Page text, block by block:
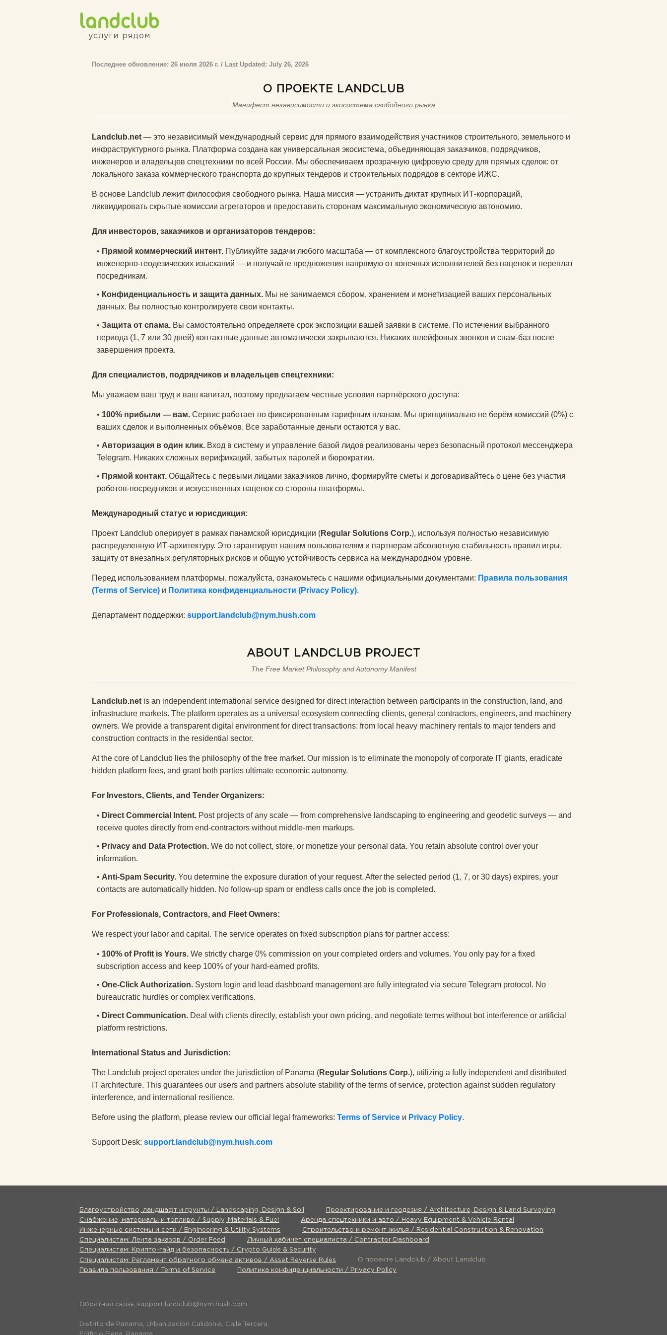
Перейти к основному содержанию
услуги рядом
Последнее обновление: 26 июля 2026 г. / Last Updated: July 26, 2026
О ПРОЕКТЕ LANDCLUB
Манифест независимости и экосистема свободного рынка
Landclub.net — это независимый международный сервис для прямого взаимодействия участников строительного, земельного и
инфраструктурного рынка. Платформа создана как универсальная экосистема, объединяющая заказчиков, подрядчиков,
инженеров и владельцев спецтехники по всей России. Мы обеспечиваем прозрачную цифровую среду для прямых сделок: от
локального заказа коммерческого транспорта до крупных тендеров и строительных подрядов в секторе ИЖС.
В основе Landclub лежит философия свободного рынка. Наша миссия — устранить диктат крупных ИТ-корпораций,
ликвидировать скрытые комиссии агрегаторов и предоставить сторонам максимальную экономическую автономию.
Для инвесторов, заказчиков и организаторов тендеров:
• Прямой коммерческий интент. Публикуйте задачи любого масштаба — от комплексного благоустройства территорий до
инженерно-геодезических изысканий — и получайте предложения напрямую от конечных исполнителей без наценок и переплат
посредникам.
• Конфиденциальность и защита данных. Мы не занимаемся сбором, хранением и монетизацией ваших персональных
данных. Вы полностью контролируете свои контакты.
• Защита от спама. Вы самостоятельно определяете срок экспозиции вашей заявки в системе. По истечении выбранного
периода (1, 7 или 30 дней) контактные данные автоматически закрываются. Никаких шлейфовых звонков и спам-баз после
завершения проекта.
Для специалистов, подрядчиков и владельцев спецтехники:
Мы уважаем ваш труд и ваш капитал, поэтому предлагаем честные условия партнёрского доступа:
• 100% прибыли — вам. Сервис работает по фиксированным тарифным планам. Мы принципиально не берём комиссий (0%) с
ваших сделок и выполненных объёмов. Все заработанные деньги остаются у вас.
• Авторизация в один клик. Вход в систему и управление базой лидов реализованы через безопасный протокол мессенджера
Telegram. Никаких сложных верификаций, забытых паролей и бюрократии.
• Прямой контакт. Общайтесь с первыми лицами заказчиков лично, формируйте сметы и договаривайтесь о цене без участия
роботов-посредников и искусственных наценок со стороны платформы.
Международный статус и юрисдикция:
Проект Landclub оперирует в рамках панамской юрисдикции (Regular Solutions Corp.), используя полностью независимую
распределенную ИТ-архитектуру. Это гарантирует нашим пользователям и партнерам абсолютную стабильность правил игры,
защиту от внезапных регуляторных рисков и общую устойчивость сервиса на международном уровне.
Перед использованием платформы, пожалуйста, ознакомьтесь с нашими официальными документами: Правила пользования
(Terms of Service) и Политика конфиденциальности (Privacy Policy).
Департамент поддержки: support.landclub@nym.hush.com
ABOUT LANDCLUB PROJECT
The Free Market Philosophy and Autonomy Manifest
Landclub.net is an independent international service designed for direct interaction between participants in the construction, land, and
infrastructure markets. The platform operates as a universal ecosystem connecting clients, general contractors, engineers, and machinery
owners. We provide a transparent digital environment for direct transactions: from local heavy machinery rentals to major tenders and
construction contracts in the residential sector.
At the core of Landclub lies the philosophy of the free market. Our mission is to eliminate the monopoly of corporate IT giants, eradicate
hidden platform fees, and grant both parties ultimate economic autonomy.
For Investors, Clients, and Tender Organizers:
• Direct Commercial Intent. Post projects of any scale — from comprehensive landscaping to engineering and geodetic surveys — and
receive quotes directly from end-contractors without middle-men markups.
• Privacy and Data Protection. We do not collect, store, or monetize your personal data. You retain absolute control over your
information.
• Anti-Spam Security. You determine the exposure duration of your request. After the selected period (1, 7, or 30 days) expires, your
contacts are automatically hidden. No follow-up spam or endless calls once the job is completed.
For Professionals, Contractors, and Fleet Owners:
We respect your labor and capital. The service operates on fixed subscription plans for partner access:
• 100% of Profit is Yours. We strictly charge 0% commission on your completed orders and volumes. You only pay for a fixed
subscription access and keep 100% of your hard-earned profits.
• One-Click Authorization. System login and lead dashboard management are fully integrated via secure Telegram protocol. No
bureaucratic hurdles or complex verifications.
• Direct Communication. Deal with clients directly, establish your own pricing, and negotiate terms without bot interference or artificial
platform restrictions.
International Status and Jurisdiction:
The Landclub project operates under the jurisdiction of Panama (Regular Solutions Corp.), utilizing a fully independent and distributed
IT architecture. This guarantees our users and partners absolute stability of the terms of service, protection against sudden regulatory
interference, and international resilience.
Before using the platform, please review our official legal frameworks: Terms of Service и Privacy Policy.
Support Desk: support.landclub@nym.hush.com
Благоустройство, ландшафт и грунты / Landscaping, Design & Soil
Проектирование и геодезия / Architecture, Design & Land Surveying
Снабжение, материалы и топливо / Supply, Materials & Fuel
Аренда спецтехники и авто / Heavy Equipment & Vehicle Rental
Инженерные системы и сети / Engineering & Utility Systems
Строительство и ремонт жилья / Residential Construction & Renovation
Специалистам: Лента заказов / Order Feed
Личный кабинет специалиста / Contractor Dashboard
Специалистам: Крипто-гайд и безопасность / Crypto Guide & Security
Специалистам: Регламент обратного обмена активов / Asset Reverse Rules
О проекте Landclub / About Landclub
Правила пользования / Terms of Service
Политика конфиденциальности / Privacy Policy
Обратная связь: support.landclub@nym.hush.com
Distrito de Panama, Urbanizacion Calidonia, Calle Tercera,